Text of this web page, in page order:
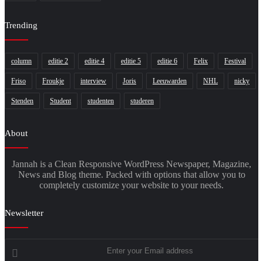
Trending
column editie 2 editie 4 editie 5 editie 6 Felix Festival
Friso Froukje interview Joris Leeuwarden NHL nicky
Stenden Student studenten studeren
About
Jannah is a Clean Responsive WordPress Newspaper, Magazine,
News and Blog theme. Packed with options that allow you to
completely customize your website to your needs.
Newsletter